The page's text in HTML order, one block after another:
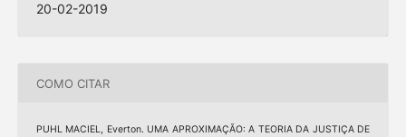
20-02-2019
COMO CITAR
PUHL MACIEL, Everton. UMA APROXIMAÇÃO: A TEORIA DA JUSTIÇA DE